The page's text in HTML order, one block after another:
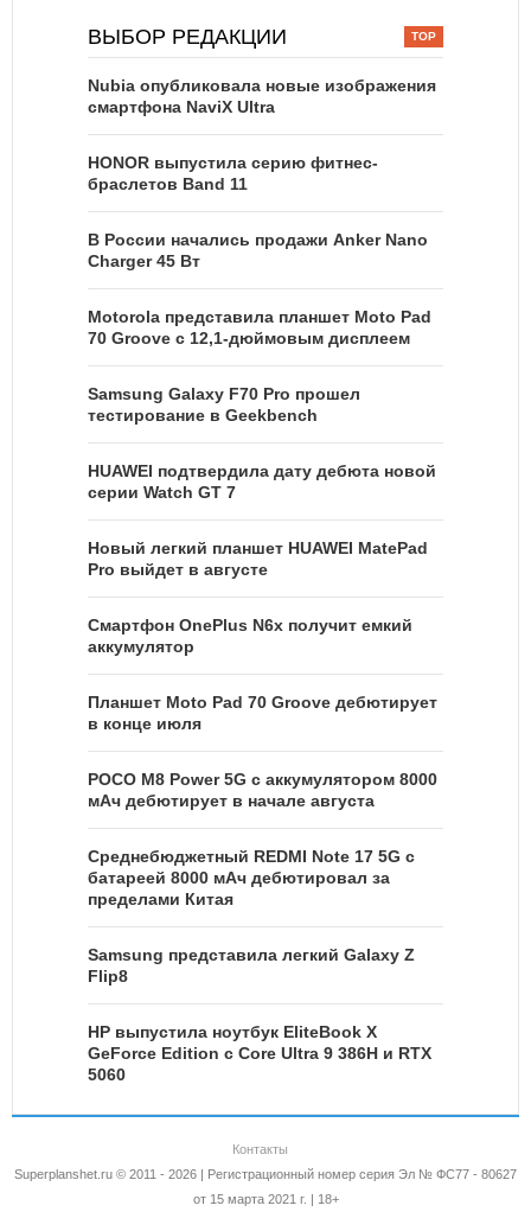
ВЫБОР РЕДАКЦИИ
Nubia опубликовала новые изображения
смартфона NaviX Ultra
HONOR выпустила серию фитнес-
браслетов Band 11
В России начались продажи Anker Nano
Charger 45 Вт
Motorola представила планшет Moto Pad
70 Groove с 12,1-дюймовым дисплеем
Samsung Galaxy F70 Pro прошел
тестирование в Geekbench
HUAWEI подтвердила дату дебюта новой
серии Watch GT 7
Новый легкий планшет HUAWEI MatePad
Pro выйдет в августе
Смартфон OnePlus N6x получит емкий
аккумулятор
Планшет Moto Pad 70 Groove дебютирует
в конце июля
POCO M8 Power 5G с аккумулятором 8000
мАч дебютирует в начале августа
Среднебюджетный REDMI Note 17 5G с
батареей 8000 мАч дебютировал за
пределами Китая
Samsung представила легкий Galaxy Z
Flip8
HP выпустила ноутбук EliteBook X
GeForce Edition с Core Ultra 9 386H и RTX
5060
Контакты
Superplanshet.ru © 2011 - 2026 | Регистрационный номер серия Эл № ФС77 - 80627
от 15 марта 2021 г. | 18+